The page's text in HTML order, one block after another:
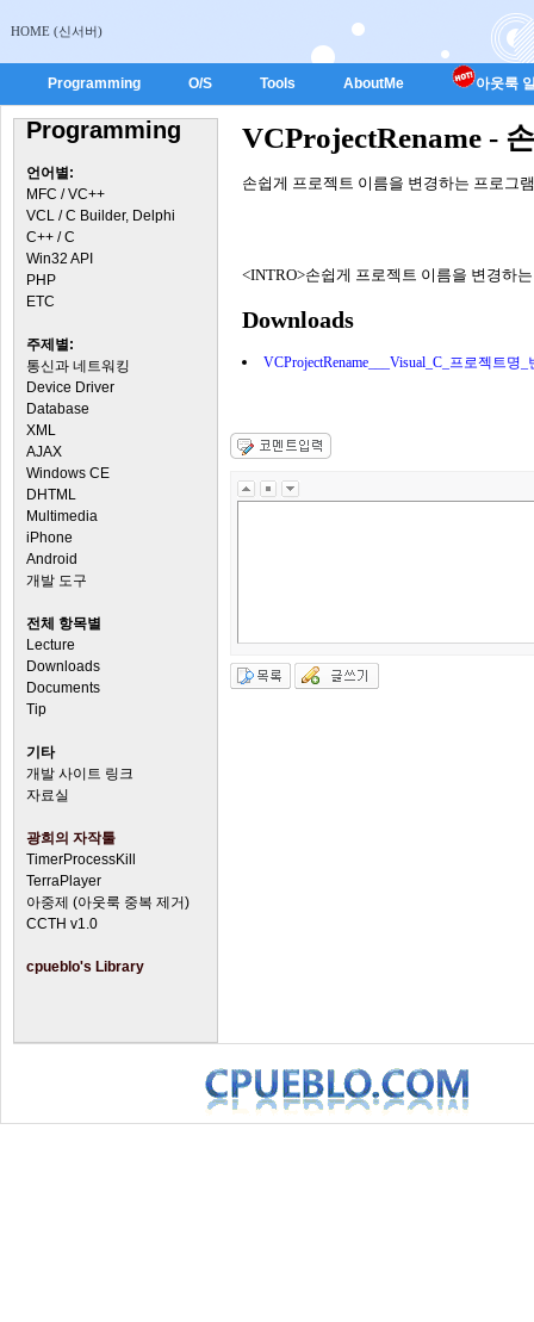
HOME (신서버)
Programming O/S Tools AboutMe 아웃룩
Programming
언어별:
MFC / VC++
VCL / C Builder, Delphi
C++ / C
Win32 API
PHP
ETC
주제별:
통신과 네트워킹
Device Driver
Database
XML
AJAX
Windows CE
DHTML
Multimedia
iPhone
Android
개발 도구
전체 항목별
Lecture
Downloads
Documents
Tip
기타
개발 사이트 링크
자료실
광희의 자작툴
TimerProcessKill
TerraPlayer
아중제 (아웃룩 중복 제거)
CCTH v1.0
cpueblo's Library
VCProjectRename -
손쉽게 프로젝트 이름을 변경하는 프로그
<INTRO>손쉽게 프로젝트 이름을 변경하
Downloads
VCProjectRename___Visual_C_프로젝트명